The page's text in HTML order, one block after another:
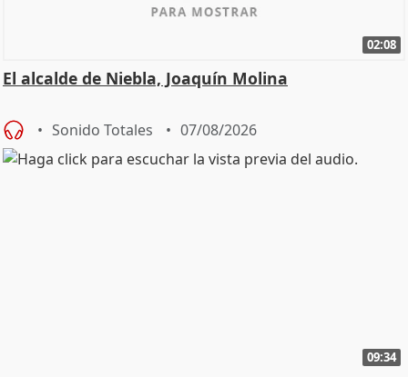
02:08
El alcalde de Niebla, Joaquín Molina
Sonido Totales 07/08/2026
09:34